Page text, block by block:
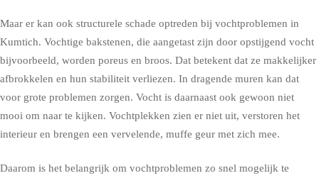
Maar er kan ook structurele schade optreden bij vochtproblemen in
Kumtich. Vochtige bakstenen, die aangetast zijn door opstijgend vocht
bijvoorbeeld, worden poreus en broos. Dat betekent dat ze makkelijker
afbrokkelen en hun stabiliteit verliezen. In dragende muren kan dat
voor grote problemen zorgen. Vocht is daarnaast ook gewoon niet
mooi om naar te kijken. Vochtplekken zien er niet uit, verstoren het
interieur en brengen een vervelende, muffe geur met zich mee.
Daarom is het belangrijk om vochtproblemen zo snel mogelijk te